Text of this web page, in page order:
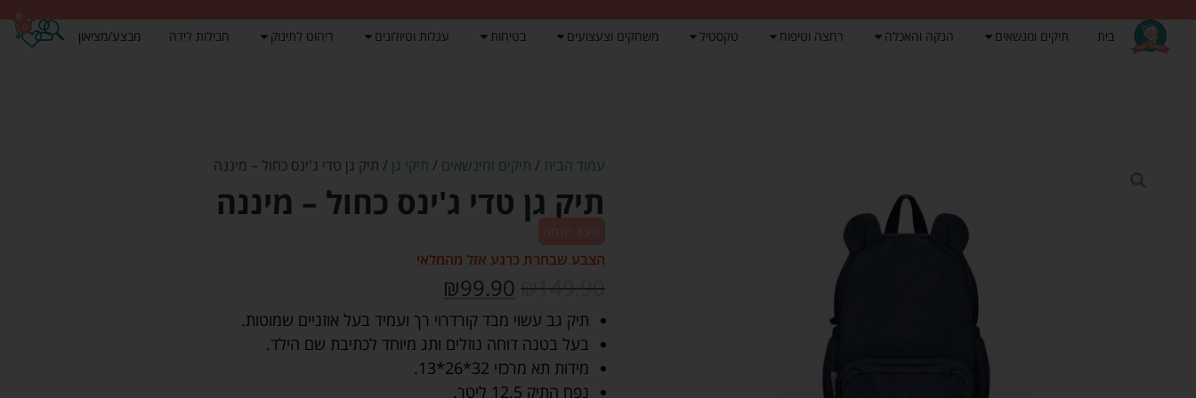
בית תיקים ומנשאים הנקה והאכלה רחצה וטיפוח טקסטיל משחקים וצעצועים בטיחות עגלות וטיולונים ריהוט לתינוק חבילות לידה מבצע/מציאון
0
עמוד הבית / תיקים ומינשאים / תיקי גן / תיק גן טדי ג'ינס כחול – מיננה
תיק גן טדי ג'ינס כחול – מיננה
הצבע שבחרת כרגע אזל מהמלאי
₪149.90
₪99.90
תיק גב עשוי מבד קורדרוי רך ועמיד בעל אוזניים שמוטות.
בעל בטנה דוחה נוזלים ותג מיוחד לכתיבת שם הילד.
מידות תא מרכזי 32*26*13.
נפח התיק 12.5 ליטר.